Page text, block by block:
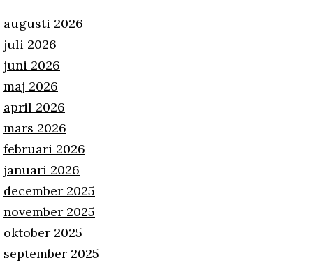
augusti 2026
juli 2026
juni 2026
maj 2026
april 2026
mars 2026
februari 2026
januari 2026
december 2025
november 2025
oktober 2025
september 2025